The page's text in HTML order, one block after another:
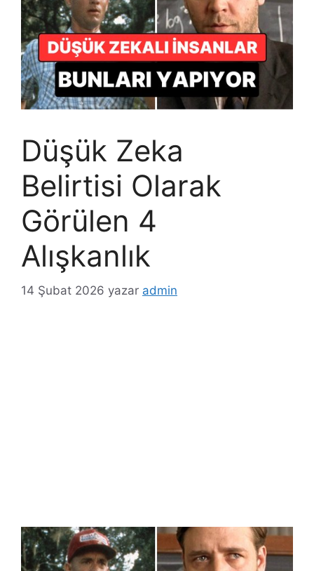
Düşük Zeka
Belirtisi Olarak
Görülen 4
Alışkanlık
14 Şubat 2026 yazar admin